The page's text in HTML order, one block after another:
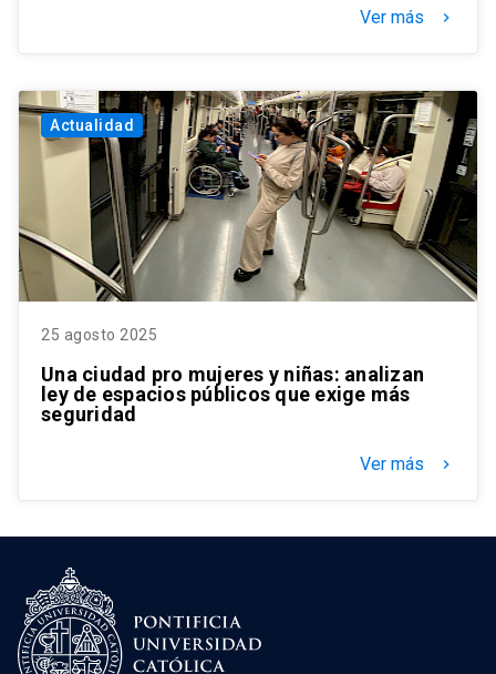
Ver más keyboard_arrow_right
Actualidad
25 agosto 2025
Una ciudad pro mujeres y niñas: analizan
ley de espacios públicos que exige más
seguridad
Ver más keyboard_arrow_right